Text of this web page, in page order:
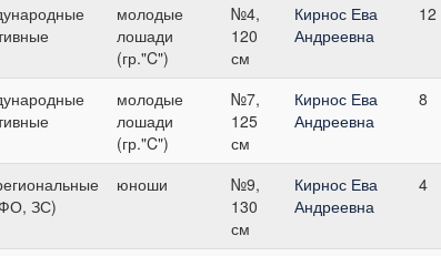
молодые
лошади
(гр."C")
№4,
120
см
Кирнос Ева
Андреевна
12
молодые
лошади
(гр."C")
№7,
125
см
Кирнос Ева
Андреевна
8
ЗС)
юноши
№9,
130
см
Кирнос Ева
Андреевна
4